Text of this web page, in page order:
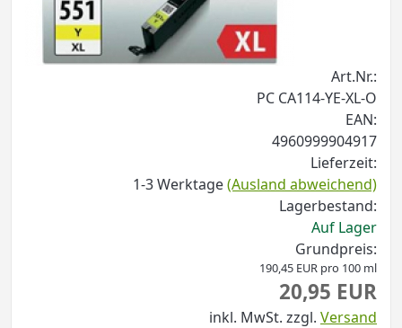
Art.Nr.:
PC CA114-YE-XL-O
EAN:
4960999904917
Lieferzeit:
1-3 Werktage(Ausland abweichend)
Lagerbestand:
Auf Lager
Grundpreis:
190,45 EUR pro 100 ml
20,95 EUR
inkl. MwSt. zzgl. Versand